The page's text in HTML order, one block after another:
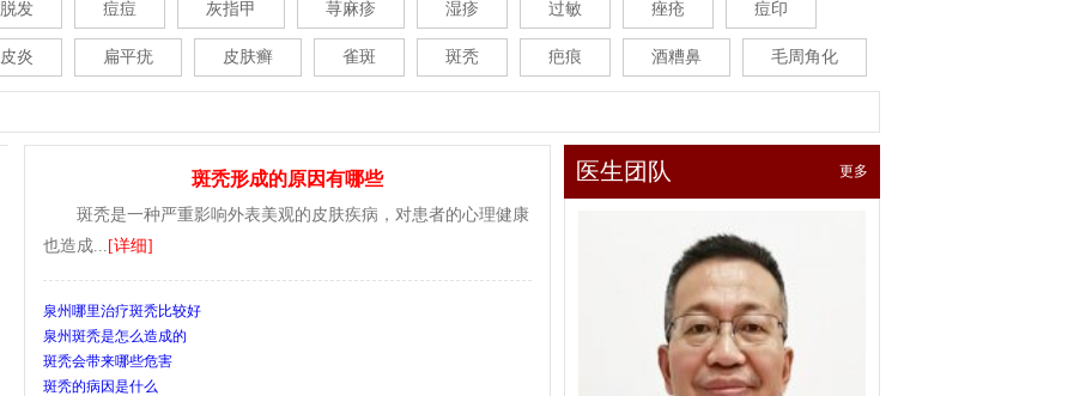
脱发 痘痘 灰指甲 荨麻疹 湿疹 过敏 痤疮 痘印
皮炎 扁平疣 皮肤癣 雀斑 斑秃 疤痕 酒糟鼻 毛周角化
斑秃形成的原因有哪些
斑秃是一种严重影响外表美观的皮肤疾病，对患者的心理健康
也造成... [详细]
泉州哪里治疗斑秃比较好
泉州斑秃是怎么造成的
斑秃会带来哪些危害
斑秃的病因是什么
医生团队 更多